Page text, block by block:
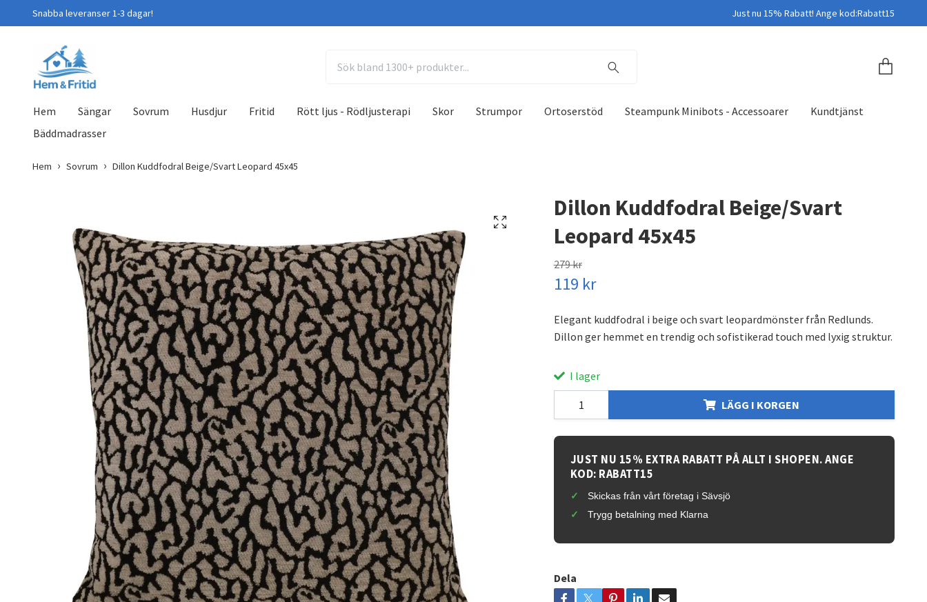
Snabba leveranser 1-3 dagar! Just nu 15% Rabatt! Ange kod:Rabatt15
Hem Sängar Sovrum Husdjur Fritid Rött ljus - Rödljusterapi Skor Strumpor Ortoserstöd Steampunk Minibots - Accessoarer
Kundtjänst
Bäddmadrasser
Hem Sovrum Dillon Kuddfodral Beige/Svart Leopard 45x45
Dillon Kuddfodral Beige/Svart
Leopard 45x45
279 kr
119 kr
Elegant kuddfodral i beige och svart leopardmönster från Redlunds.
Dillon ger hemmet en trendig och sofistikerad touch med lyxig struktur.
I lager
LÄGG I KORGEN
JUST NU 15% EXTRA RABATT PÅ ALLT I SHOPEN. ANGE
KOD: RABATT15
Skickas från vårt företag i Sävsjö
Trygg betalning med Klarna
Dela